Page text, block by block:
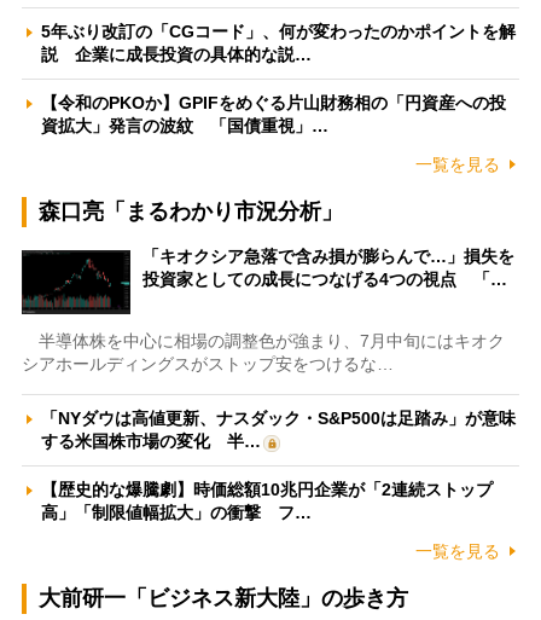
5年ぶり改訂の「CGコード」、何が変わったのかポイントを解
説 企業に成長投資の具体的な説…
【令和のPKOか】GPIFをめぐる片山財務相の「円資産への投
資拡大」発言の波紋 「国債重視」…
一覧を見る
森口亮「まるわかり市況分析」
「キオクシア急落で含み損が膨らんで…」損失を
投資家としての成長につなげる4つの視点 「…
半導体株を中心に相場の調整色が強まり、7月中旬にはキオク
シアホールディングスがストップ安をつけるな…
「NYダウは高値更新、ナスダック・S&P500は足踏み」が意味
する米国株市場の変化 半…
【歴史的な爆騰劇】時価総額10兆円企業が「2連続ストップ
高」「制限値幅拡大」の衝撃 フ…
一覧を見る
大前研一「ビジネス新大陸」の歩き方